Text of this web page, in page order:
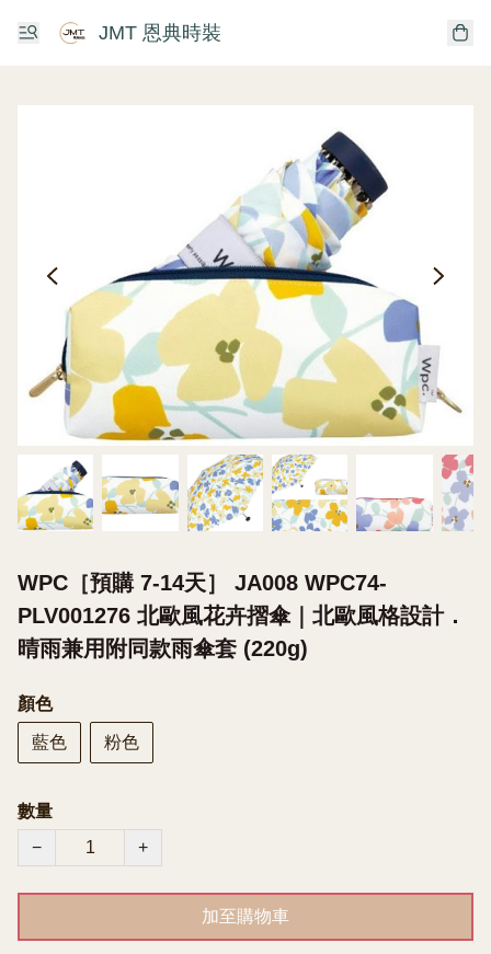
JMT 恩典時裝
WPC［預購 7-14天］ JA008 WPC74-
PLV001276 北歐風花卉摺傘｜北歐風格設計．
晴雨兼用附同款雨傘套 (220g)
顏色
藍色 粉色
數量
−
+
加至購物車